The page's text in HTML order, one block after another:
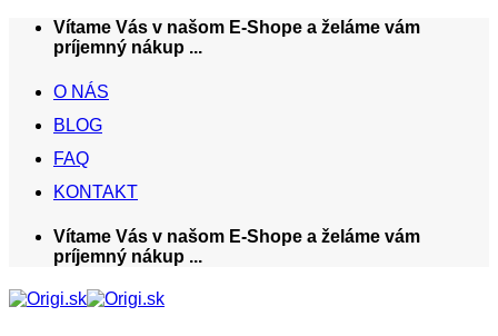
Skip
Vítame Vás v našom E-Shope a želáme vám
príjemný nákup ...
O NÁS
BLOG
FAQ
KONTAKT
Vítame Vás v našom E-Shope a želáme vám
príjemný nákup ...